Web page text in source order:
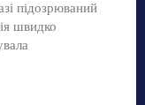
підозрюваний
швидко